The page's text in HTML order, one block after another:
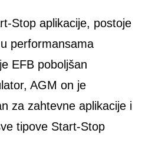
Stop aplikacije, postoje
performansama
EFB poboljšan
AGM on je
za zahtevne aplikacije i
tipove Start-Stop